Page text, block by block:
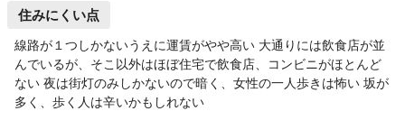
住みにくい点
線路が１つしかないうえに運賃がやや高い 大通りには飲食店が並
んでいるが、そこ以外はほぼ住宅で飲食店、コンビニがほとんど
ない 夜は街灯のみしかないので暗く、女性の一人歩きは怖い 坂が
多く、歩く人は辛いかもしれない